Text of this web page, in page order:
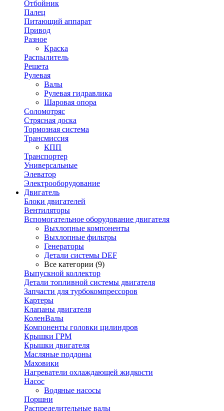
Отбойник
Палец
Питающий аппарат
Привод
Разное
Краска
Распылитель
Решета
Рулевая
Валы
Рулевая гидравлика
Шаровая опора
Соломотряс
Стрясная доска
Тормозная система
Трансмиссия
КПП
Транспортер
Универсальные
Элеватор
Электрооборудование
Двигатель
Блоки двигателей
Вентиляторы
Вспомогательное оборудование двигателя
Выхлопные компоненты
Выхлопные фильтры
Генераторы
Детали системы DEF
Все категории (9)
Выпускной коллектор
Детали топливной системы двигателя
Запчасти для турбокомпрессоров
Картеры
Клапаны двигателя
КоленВалы
Компоненты головки цилиндров
Крышки ГРМ
Крышки двигателя
Масляные поддоны
Маховики
Нагреватели охлаждающей жидкости
Насос
Водяные насосы
Поршни
Распределительные валы